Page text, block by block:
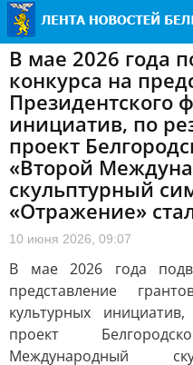
В мае 2026 года
конкурса на
Президентского
инициатив, по
проект
«Второй
скульптурный
«Отражение»
10 июня 2026, 09:07
В мае 2026 года
представление
культурных
проект
Международный